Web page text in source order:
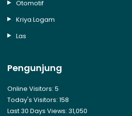
Otomotif
Kriya Logam
Las
Pengunjung
Online Visitors: 5
Today's Visitors: 158
Last 30 Days Views: 31,050